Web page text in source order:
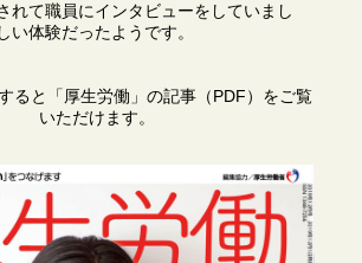
れて職員にインタビューをしていまし
い体験だったようです。
ると「厚生労働」の記事（PDF）をご覧
いただけます。